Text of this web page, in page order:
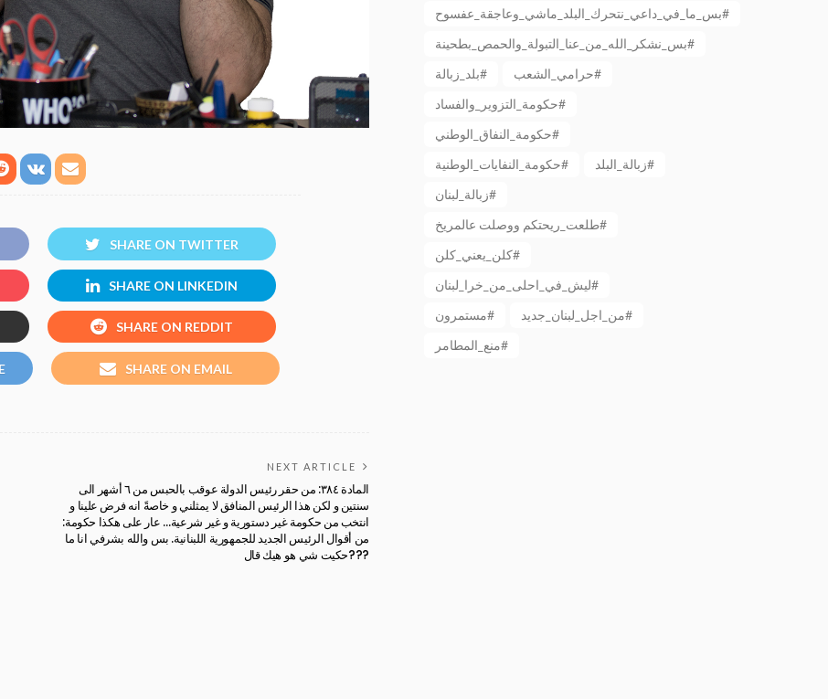
SHARE ON TWITTER
SHARE ON LINKEDIN
SHARE ON REDDIT
SHARE ON EMAIL
NEXT ARTICLE
المادة ٣٨٤: من حقر رئيس الدولة عوقب بالحبس من ٦ أشهر الى
سنتين و لكن هذا الرئيس المنافق لا يمثلني و خاصةً انه فرض علينا و
انتخب من حكومة غير دستورية و غير شرعية… عار على هكذا حكومة:
من أقوال الرئيس الجديد للجمهورية اللبنانية. بس والله بشرفي انا ما
حكيت شي هو هيك قال???
بس_ما_في_داعي_نتحرك_البلد_ماشي_وعاجقة_عفسوح#
بس_نشكر_الله_من_عنا_التبولة_والحمص_بطحينة#
بلد_زبالة#
حرامي_الشعب#
حكومة_التزوير_والفساد#
حكومة_النفاق_الوطني#
حكومة_النفايات_الوطنية#
زبالة_البلد#
زبالة_لبنان#
طلعت_ريحتكم ووصلت عالمريخ#
كلن_يعني_كلن#
ليش_في_احلى_من_خرا_لبنان#
مستمرون#
من_اجل_لبنان_جديد#
منع_المطامر#